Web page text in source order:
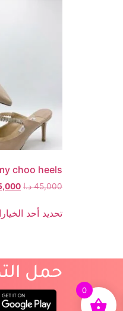
choo heels
45,000 د.ا
تحديد أحد
حمل
0